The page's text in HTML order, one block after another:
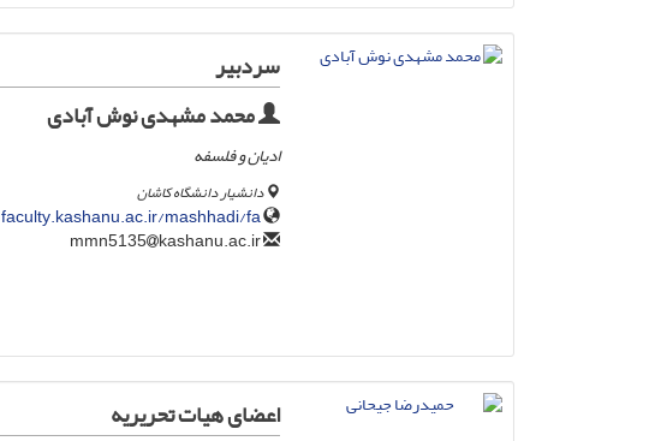
سردبیر
محمد مشهدی نوش آبادی
ادیان و فلسفه
دانشیار دانشگاه کاشان
faculty.kashanu.ac.ir/mashhadi/fa
kashanu.ac.ir
اعضای هیات تحریریه